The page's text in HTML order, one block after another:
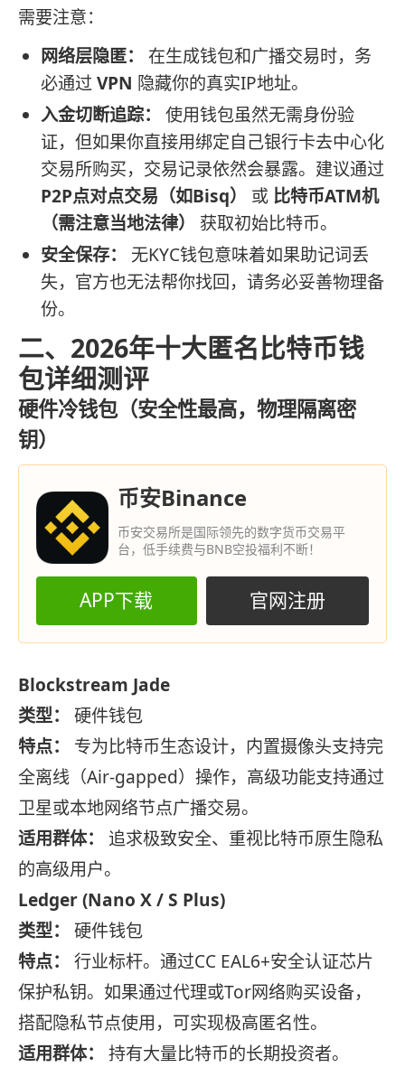
需要注意：
网络层隐匿：
在生成钱包和广播交易时，务
必通过VPN 隐藏你的真实IP地址。
入金切断追踪：
使用钱包虽然无需身份验
证，但如果你直接用绑定自己银行卡去中心化
交易所购买，交易记录依然会暴露。建议通过
P2P点对点交易（如Bisq）
或 比特币ATM机
（需注意当地法律）
获取初始比特币。
安全保存：
无KYC钱包意味着如果助记词丢
失，官方也无法帮你找回，请务必妥善物理备
份。
二、2026年十大匿名比特币钱
包详细测评
硬件冷钱包（安全性最高，物理隔离密
钥）
币安Binance
币安交易所是国际领先的数字货币交易平
台，低手续费与BNB空投福利不断！
APP下载 官网注册
Blockstream Jade
类型：
硬件钱包
特点：
专为比特币生态设计，内置摄像头支持完
全离线（Air-gapped）操作，高级功能支持通过
卫星或本地网络节点广播交易。
适用群体：
追求极致安全、重视比特币原生隐私
的高级用户。
Ledger (Nano X / S Plus)
类型：
硬件钱包
特点：
行业标杆。通过CC EAL6+安全认证芯片
保护私钥。如果通过代理或Tor网络购买设备，
搭配隐私节点使用，可实现极高匿名性。
适用群体：
持有大量比特币的长期投资者。